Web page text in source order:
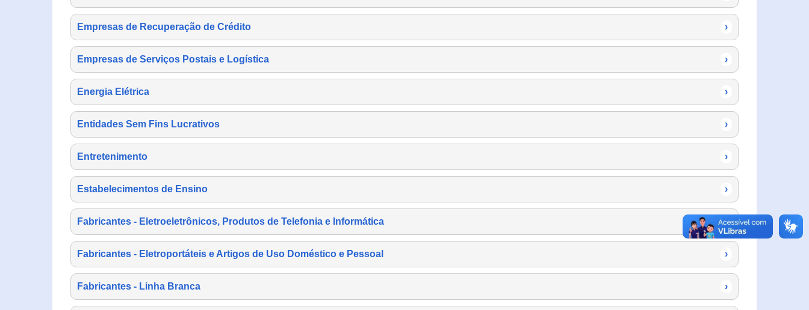
Empresas de Recuperação de Crédito ›
Empresas de Serviços Postais e Logística ›
Energia Elétrica ›
Entidades Sem Fins Lucrativos ›
Entretenimento ›
Estabelecimentos de Ensino ›
Fabricantes - Eletroeletrônicos, Produtos de Telefonia e Informática ›
Fabricantes - Eletroportáteis e Artigos de Uso Doméstico e Pessoal ›
Fabricantes - Linha Branca ›